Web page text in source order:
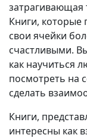
затрагивающая
Книги, которые
свои ячейки
счастливыми.
как научиться
посмотреть на
сделать
Книги,
интересны как